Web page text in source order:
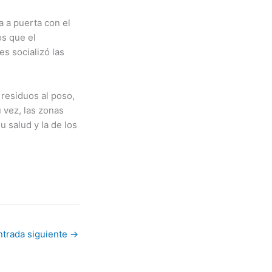
a puerta con el
que el
socializó las
al poso,
las zonas
salud y la de los
siguiente →